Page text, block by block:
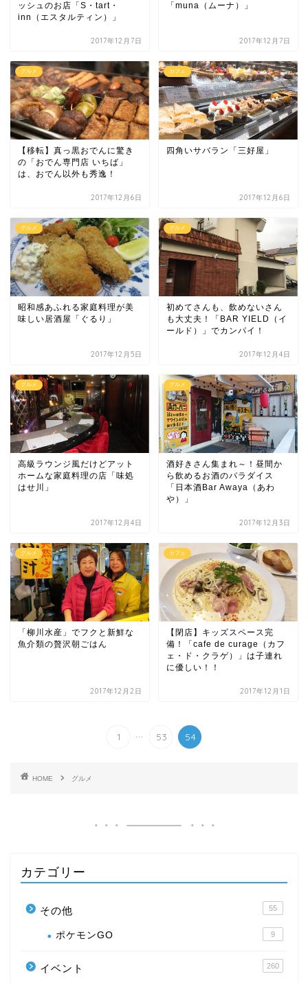
ッシュのお店「S・tart・
inn（エスタルティン）」
2017年12月7日
「muna（ムーナ）」
2017年12月7日
グルメ
【移転】真っ黒おでんに驚き
の「おでん専門店 いちば」
は、おでん以外も秀逸！
2017年12月6日
カフェ
四角いサバラン「三好屋」
2017年12月6日
グルメ
昭和感あふれる家庭料理が美
味しい居酒屋「ぐるり」
2017年12月5日
グルメ
初めてさんも、飲めないさん
も大丈夫！「BAR YIELD（イ
ールド）」でカンパイ！
2017年12月4日
グルメ
高級ラウンジ風だけどアット
ホームな家庭料理の店「味処
はせ川」
2017年12月4日
グルメ
酒好きさん集まれ～！昼間か
ら飲めるお酒のパラダイス
「日本酒Bar Awaya（あわ
や）」
2017年12月3日
グルメ
「柳川水産」でフクと新鮮な
魚介類の贅沢朝ごはん
2017年12月2日
カフェ
【閉店】キッズスペース完
備！「cafe de curage（カフ
ェ・ド・クラゲ）」は子連れ
に優しい！！
2017年12月1日
1 ... 53 54
HOME グルメ
カテゴリー
その他 55
ポケモンGO 9
イベント 260